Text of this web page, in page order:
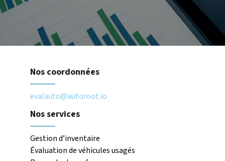
Nos coordonnées
evalauto@autoroot.io
Nos services
Gestion d’inventaire
Évaluation de véhicules usagés